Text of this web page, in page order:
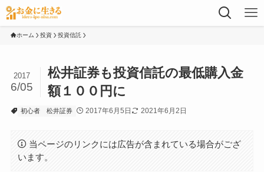
ホーム 投資 投資信託
松井証券も投資信託の最低購入金
額１００円に
2017
6/05
初心者 松井証券 2017年6月5日 2021年6月2日
当ページのリンクには広告が含まれている場合がござ
います。